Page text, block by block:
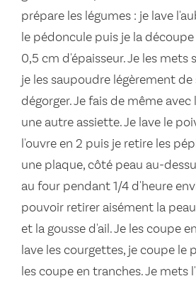
prépare les légumes : je lave
le pédoncule puis je la
0,5 cm d'épaisseur. Je les mets
je les saupoudre légèrement de
dégorger. Je fais de même
une autre assiette. Je lave le
l'ouvre en 2 puis je retire les
une plaque, côté peau au-
au four pendant 1/4 d'heure
pouvoir retirer aisément la
et la gousse d'ail. Je les coupe
lave les courgettes, je coupe le
les coupe en tranches. Je mets